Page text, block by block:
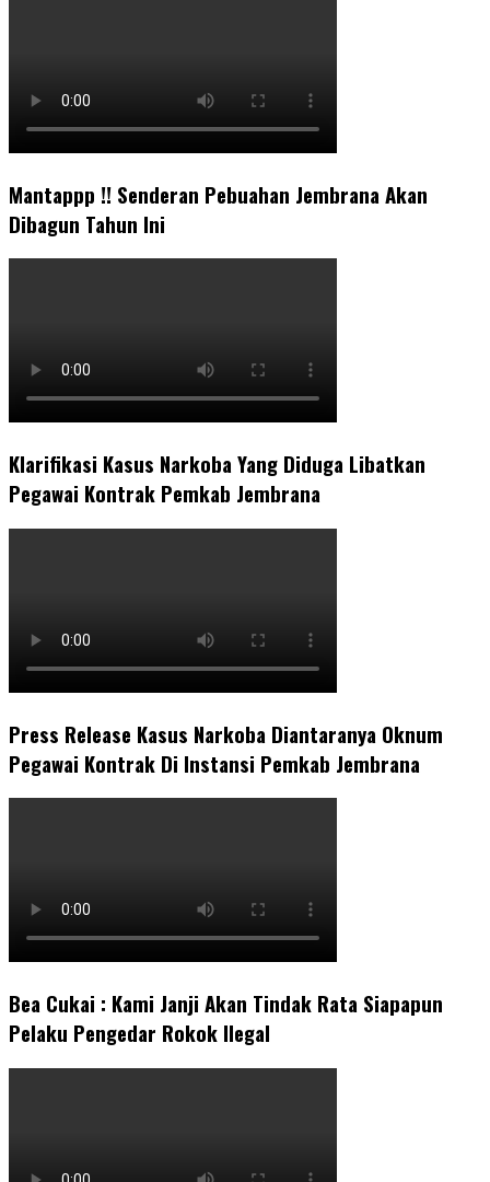
Mantappp !! Senderan Pebuahan Jembrana Akan
Dibagun Tahun Ini
Klarifikasi Kasus Narkoba Yang Diduga Libatkan
Pegawai Kontrak Pemkab Jembrana
Press Release Kasus Narkoba Diantaranya Oknum
Pegawai Kontrak Di Instansi Pemkab Jembrana
Bea Cukai : Kami Janji Akan Tindak Rata Siapapun
Pelaku Pengedar Rokok Ilegal